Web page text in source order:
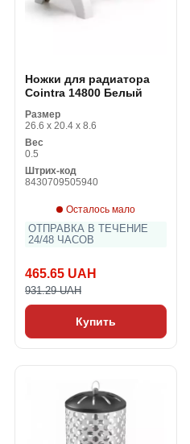
Ножки для радиатора
Cointra 14800 Белый
Размер
26.6 x 20.4 x 8.6
Вес
0.5
Штрих-код
8430709505940
Осталось мало
ОТПРАВКА В ТЕЧЕНИЕ
24/48 ЧАСОВ
465.65 UAH
931.29 UAH
Купить